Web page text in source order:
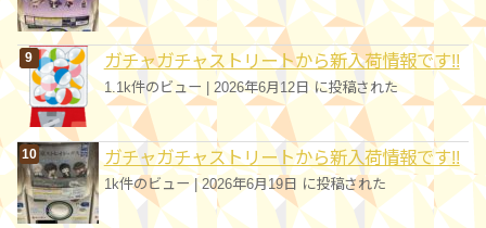
ガチャガチャストリートから新入荷情報です!!
1.1k件のビュー 2026年6月12日 に投稿された
ガチャガチャストリートから新入荷情報です!!
1k件のビュー|2026年6月19日 に投稿された